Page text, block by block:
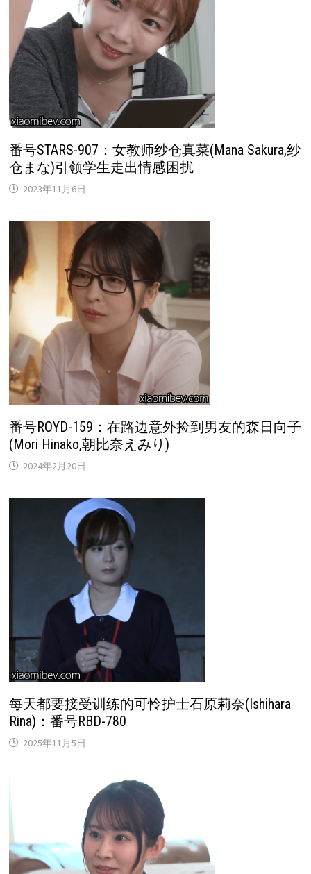
番号STARS-907：女教师纱仓真菜(Mana Sakura,纱
仓まな)引领学生走出情感困扰
2023年11月6日
番号ROYD-159：在路边意外捡到男友的森日向子
(Mori Hinako,朝比奈えみり)
2024年2月20日
每天都要接受训练的可怜护士石原莉奈(Ishihara
Rina)：番号RBD-780
2025年11月5日